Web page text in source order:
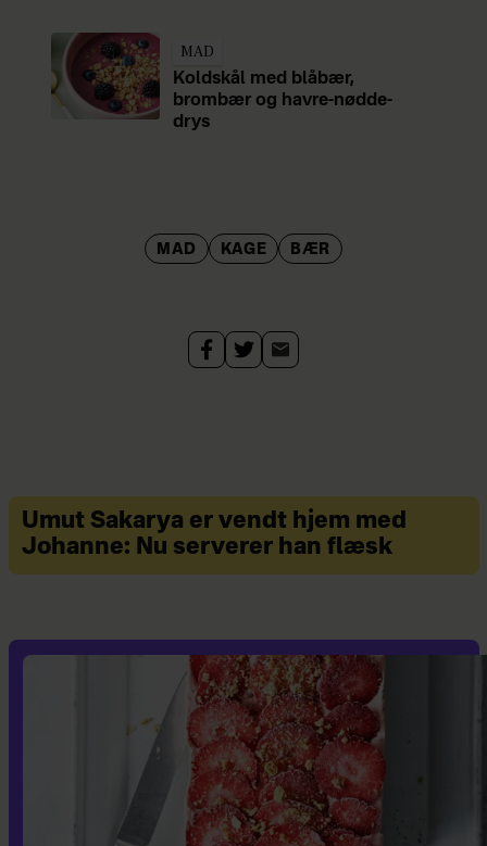
MAD
Koldskål med blåbær,
brombær og havre-nødde-
drys
MAD KAGE BÆR
Umut Sakarya er vendt hjem med
Johanne: Nu serverer han flæsk